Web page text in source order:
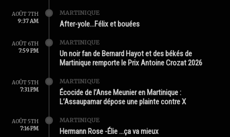
AOÛT 7TH
9:37 AM
MARTINIQUE
After-yole…Félix et bouées
AOÛT 6TH
7:59 PM
MARTINIQUE
Un noir fan de Bernard Hayot et des békés de
Martinique remporte le Prix Antoine Crozat 2026
AOÛT 5TH
7:31 PM
MARTINIQUE
Écocide de l’Anse Meunier en Martinique :
L’Assaupamar dépose une plainte contre X
AOÛT 5TH
7:16 PM
MARTINIQUE
Hermann Rose -Élie …ça va mieux